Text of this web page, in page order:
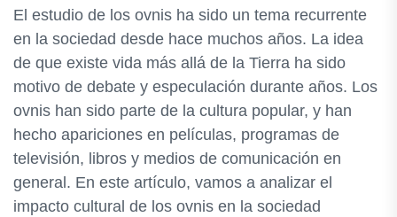
El estudio de los ovnis ha sido un tema recurrente
en la sociedad desde hace muchos años. La idea
de que existe vida más allá de la Tierra ha sido
motivo de debate y especulación durante años. Los
ovnis han sido parte de la cultura popular, y han
hecho apariciones en películas, programas de
televisión, libros y medios de comunicación en
general. En este artículo, vamos a analizar el
impacto cultural de los ovnis en la sociedad